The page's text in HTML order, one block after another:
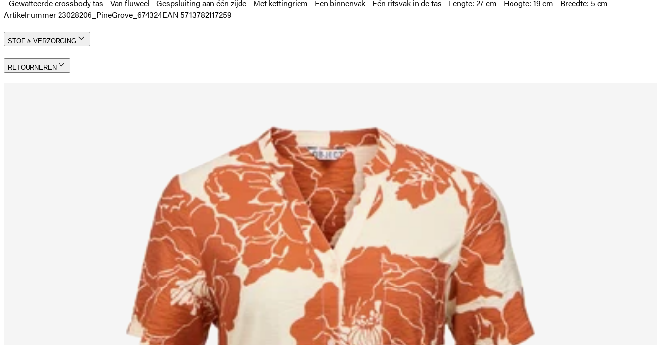
- Gewatteerde crossbody tas - Van fluweel - Gespsluiting aan één zijde - Met kettingriem - Een binnenvak - Eén ritsvak in de tas - Lengte: 27 cm - Hoogte: 19 cm - Breedte: 5 cm
Artikelnummer 23028206_PineGrove_674324EAN 5713782117259
STOF & VERZORGING
RETOURNEREN